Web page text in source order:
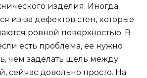
изделия. Иногда
из-за дефектов стен, которые
ровной поверхностью. В
есть проблема, ее нужно
чем заделать щель между
сейчас довольно просто. На